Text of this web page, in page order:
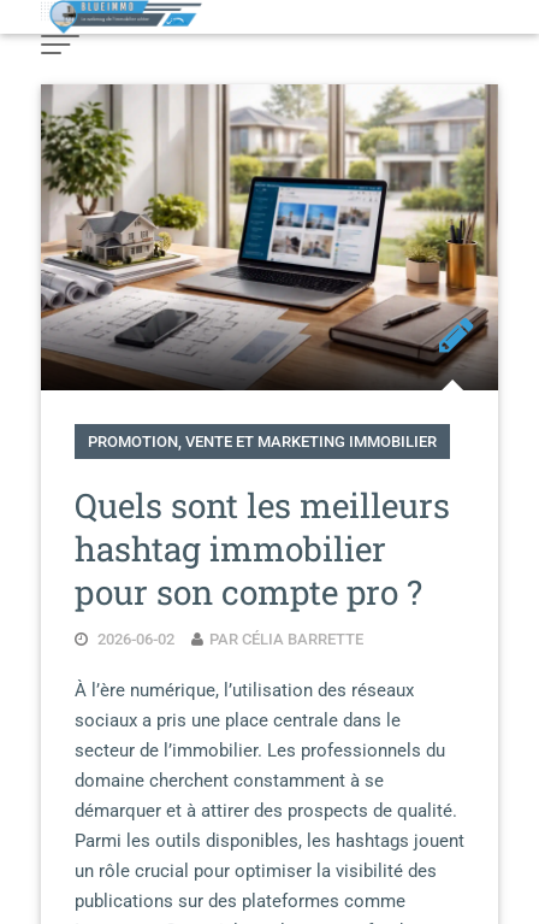
to
PROMOTION, VENTE ET MARKETING IMMOBILIER
Quels sont les meilleurs
hashtag immobilier
pour son compte pro ?
2026-06-02 PAR CÉLIA BARRETTE
À l’ère numérique, l’utilisation des réseaux
sociaux a pris une place centrale dans le
secteur de l’immobilier. Les professionnels du
domaine cherchent constamment à se
démarquer et à attirer des prospects de qualité.
Parmi les outils disponibles, les hashtags jouent
un rôle crucial pour optimiser la visibilité des
publications sur des plateformes comme